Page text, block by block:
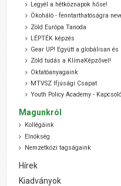
Legyél a hétköznapok hőse!
Ökoháló - fenntarthatóságra
Zöld Európa Tanoda
LÉPTÉK képzés
Gear UP! Együtt a globálisan
Zöld tudás a KlímaKépzővel!
Oktatóanyagaink
MTVSZ Ifjúsági Csapat
Youth Policy Academy -
Magunkról
Kollégáink
Elnökség
Nemzetközi tagságaink
Hírek
Kiadványok